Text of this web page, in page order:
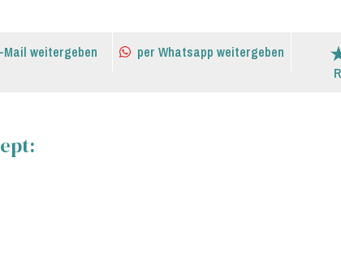
Mail weitergeben
per Whatsapp weitergeben